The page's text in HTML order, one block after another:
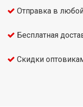
Отправка в
Бесплатная
Скидки